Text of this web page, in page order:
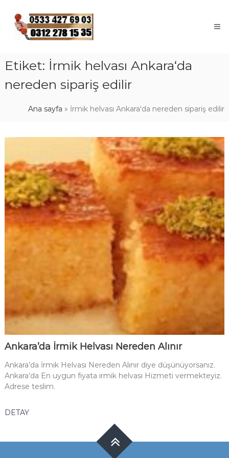
content
Etiket: İrmik helvası Ankara‘da
nereden sipariş edilir
Ana sayfa » İrmik helvası Ankara‘da nereden sipariş edilir
Ankara’da İrmik Helvası Nereden Alınır
Ankara’da İrmik Helvası Nereden Alınır diye düşünüyorsanız.
Ankara’da En uygun fiyata irmik helvası Hizmeti vermekteyiz.
Adrese teslim.
DETAY